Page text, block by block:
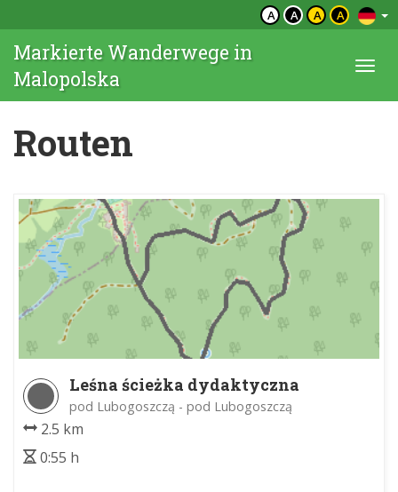
A A A A
Markierte Wanderwege in
Malopolska
Routen
Leśna ścieżka dydaktyczna
"Lubogoszcz"
pod Lubogoszczą - pod Lubogoszczą
2.5 km
0:55 h